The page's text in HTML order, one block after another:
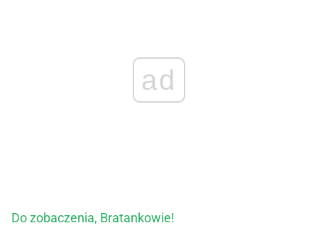
ad
Do zobaczenia, Bratankowie!